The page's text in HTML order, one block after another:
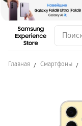
Главная Смартфоны